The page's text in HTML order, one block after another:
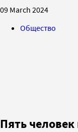
09 March 2024
Общество
Пять